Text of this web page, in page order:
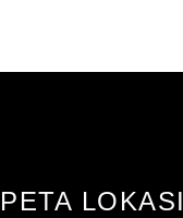
PETA LOKASI